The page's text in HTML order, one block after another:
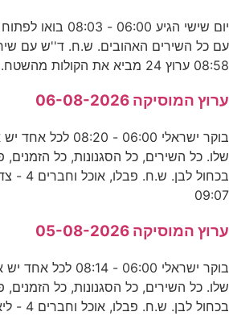
08:58 ערוץ 24 מביא את הקולות מהשטח. החיילים שלנו מקדישים
ערוץ המוסיקה 06-08-2026
בוקר ישראלי 06:00
שלו. כל השירים, כל הסגנונות, כל
09:07
ערוץ המוסיקה 05-08-2026
בוקר ישראלי 06:00 -
שלו. כל השירים, כל הסגנונות, כל